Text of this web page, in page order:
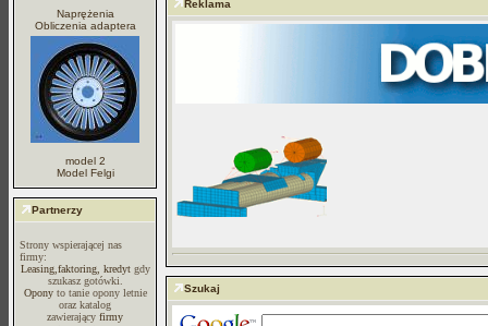
Naprężenia
Obliczenia adaptera
model 2
Model Felgi
Partnerzy
Strony wspierającej nas
firmy:
Leasing,faktoring, kredytgdy
szukasz gotówki.
Oponyto tanie opony letnie
oraz katalog
zawierający firmy
Reklama
Szukaj